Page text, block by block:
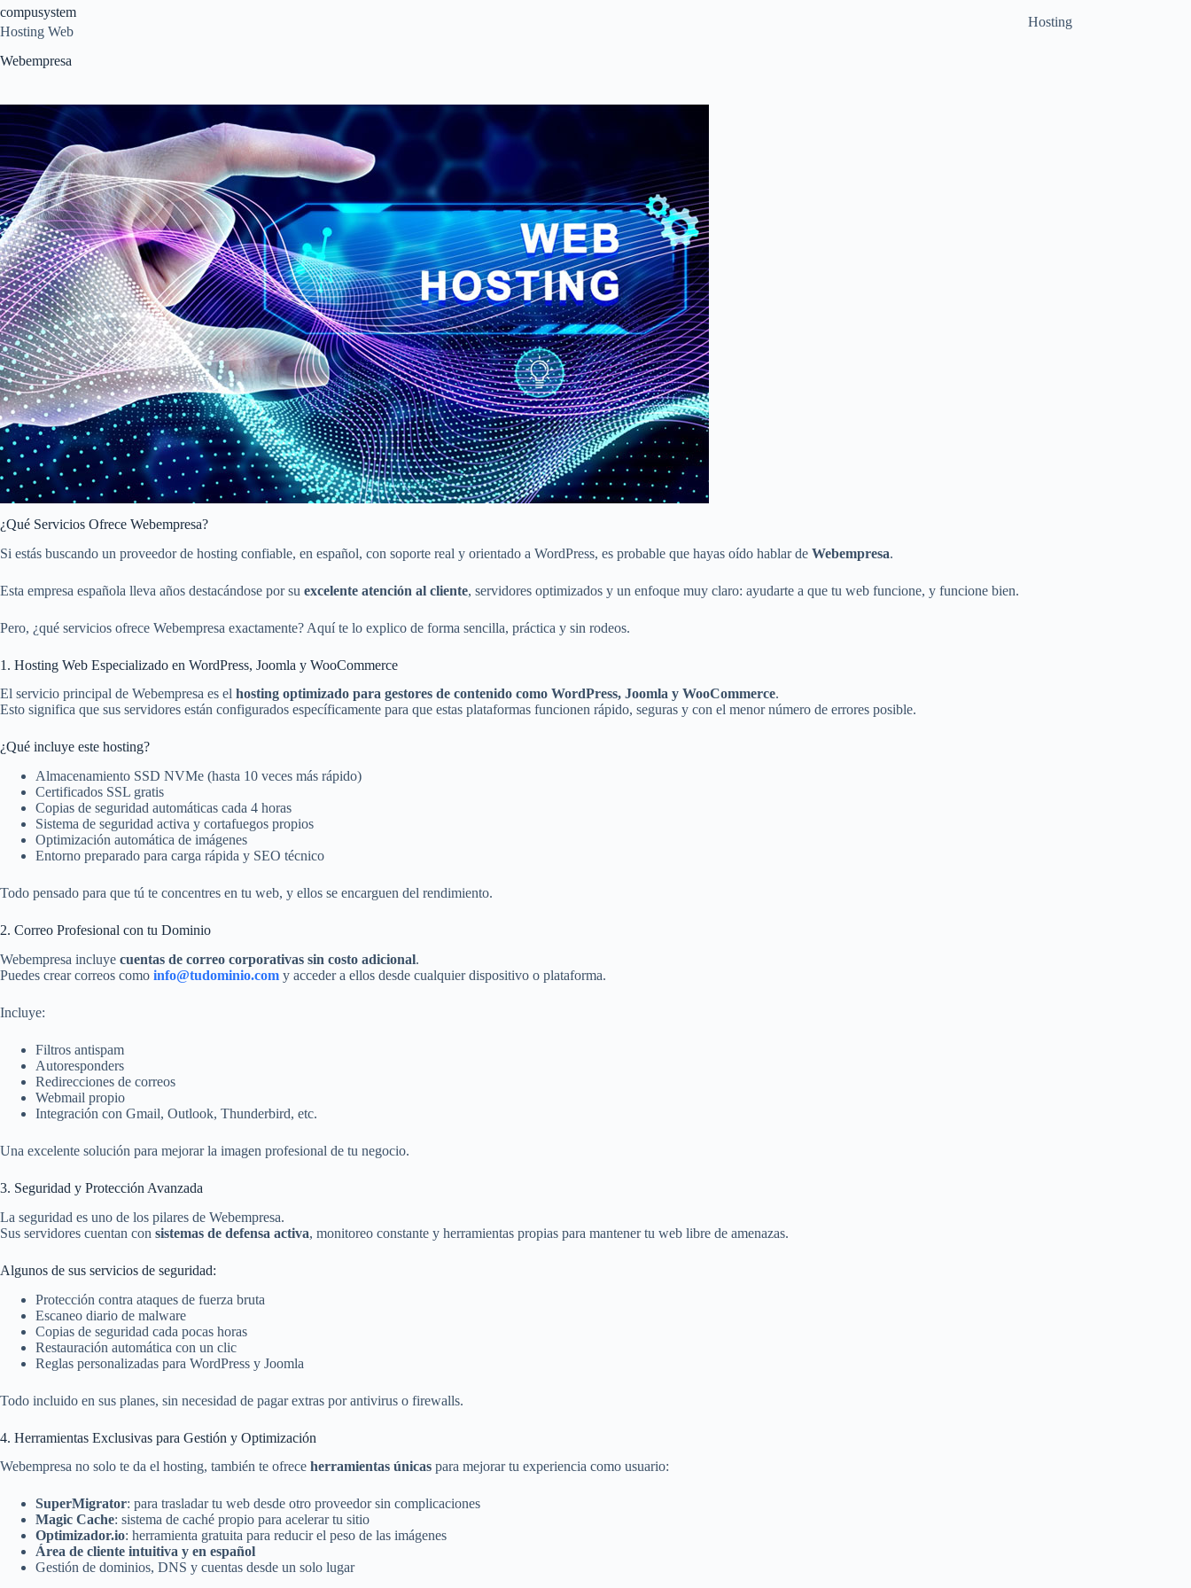
Saltar
contenido
compusystem
Hosting Web
Hosting
Webempresa
¿Qué Servicios Ofrece Webempresa?
Si estás buscando un proveedor de hosting confiable, en español, con soporte real y orientado a WordPress, es probable que hayas oído hablar de Webempresa.
Esta empresa española lleva años destacándose por su excelente atención al cliente, servidores optimizados y un enfoque muy claro: ayudarte a que tu web funcione, y funcione bien.
Pero, ¿qué servicios ofrece Webempresa exactamente? Aquí te lo explico de forma sencilla, práctica y sin rodeos.
1. Hosting Web Especializado en WordPress, Joomla y WooCommerce
El servicio principal de Webempresa es el hosting optimizado para gestores de contenido como WordPress, Joomla y WooCommerce.
Esto significa que sus servidores están configurados específicamente para que estas plataformas funcionen rápido, seguras y con el menor número de errores posible.
¿Qué incluye este hosting?
Almacenamiento SSD NVMe (hasta 10 veces más rápido)
Certificados SSL gratis
Copias de seguridad automáticas cada 4 horas
Sistema de seguridad activa y cortafuegos propios
Optimización automática de imágenes
Entorno preparado para carga rápida y SEO técnico
Todo pensado para que tú te concentres en tu web, y ellos se encarguen del rendimiento.
2. Correo Profesional con tu Dominio
Webempresa incluye cuentas de correo corporativas sin costo adicional.
Puedes crear correos como info@tudominio.com y acceder a ellos desde cualquier dispositivo o plataforma.
Incluye:
Filtros antispam
Autoresponders
Redirecciones de correos
Webmail propio
Integración con Gmail, Outlook, Thunderbird, etc.
Una excelente solución para mejorar la imagen profesional de tu negocio.
3. Seguridad y Protección Avanzada
La seguridad es uno de los pilares de Webempresa.
Sus servidores cuentan con sistemas de defensa activa, monitoreo constante y herramientas propias para mantener tu web libre de amenazas.
Algunos de sus servicios de seguridad:
Protección contra ataques de fuerza bruta
Escaneo diario de malware
Copias de seguridad cada pocas horas
Restauración automática con un clic
Reglas personalizadas para WordPress y Joomla
Todo incluido en sus planes, sin necesidad de pagar extras por antivirus o firewalls.
4. Herramientas Exclusivas para Gestión y Optimización
Webempresa no solo te da el hosting, también te ofrece herramientas únicas para mejorar tu experiencia como usuario:
SuperMigrator: para trasladar tu web desde otro proveedor sin complicaciones
Magic Cache: sistema de caché propio para acelerar tu sitio
Optimizador.io: herramienta gratuita para reducir el peso de las imágenes
Área de cliente intuitiva y en español
Gestión de dominios, DNS y cuentas desde un solo lugar